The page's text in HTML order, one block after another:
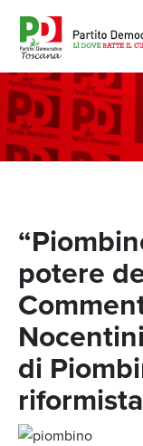
potere
di